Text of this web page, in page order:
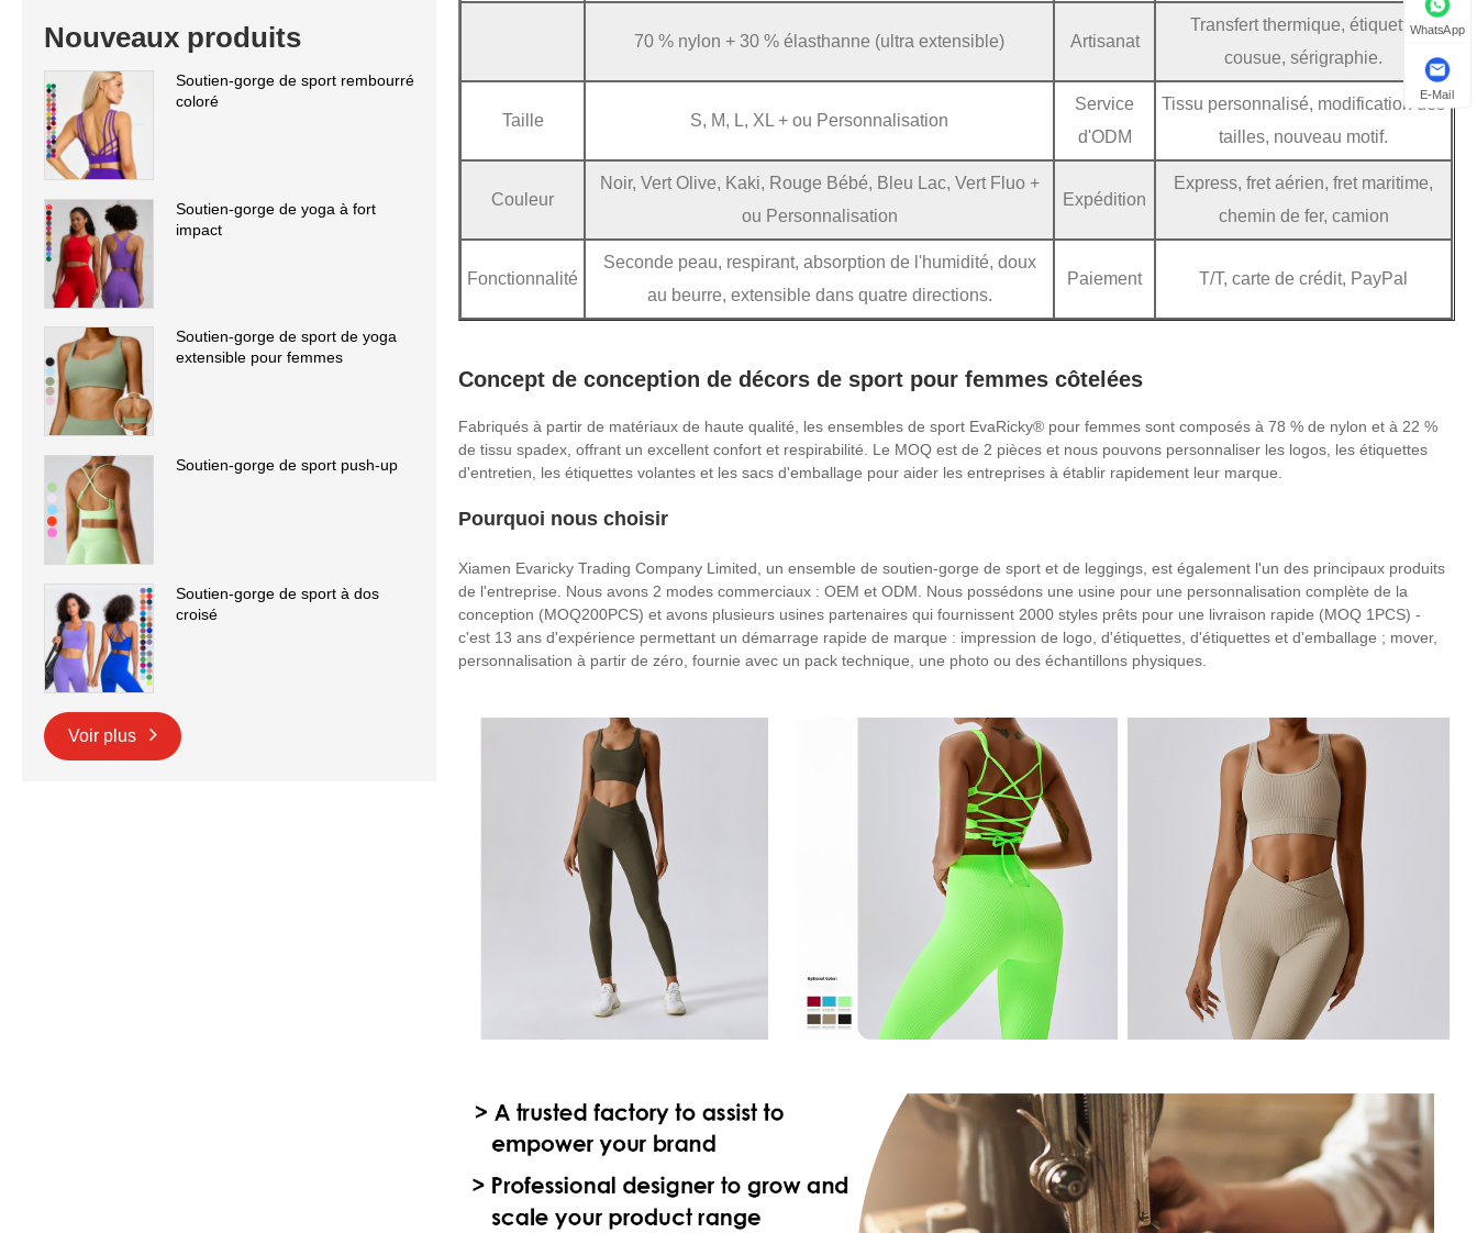
Nouveaux produits
Soutien-gorge de sport rembourré
coloré
Soutien-gorge de yoga à fort
impact
Soutien-gorge de sport de yoga
extensible pour femmes
Soutien-gorge de sport push-up
Soutien-gorge de sport à dos
croisé
Voir plus
70 % nylon + 30 % élasthanne (ultra extensible) Artisanat
Transfert thermique, étiquette
cousue, sérigraphie.
Taille S, M, L, XL + ou Personnalisation
Service
d'ODM
Tissu personnalisé, modification des
tailles, nouveau motif.
Couleur
Noir, Vert Olive, Kaki, Rouge Bébé, Bleu Lac, Vert Fluo +
ou Personnalisation
Expédition
Express, fret aérien, fret maritime,
chemin de fer, camion
Fonctionnalité
Seconde peau, respirant, absorption de l'humidité, doux
au beurre, extensible dans quatre directions.
Paiement T/T, carte de crédit, PayPal
Concept de conception de décors de sport pour femmes côtelées
Fabriqués à partir de matériaux de haute qualité, les ensembles de sport EvaRicky® pour femmes sont composés à 78 % de nylon et à 22 %
de tissu spadex, offrant un excellent confort et respirabilité. Le MOQ est de 2 pièces et nous pouvons personnaliser les logos, les étiquettes
d'entretien, les étiquettes volantes et les sacs d'emballage pour aider les entreprises à établir rapidement leur marque.
Pourquoi nous choisir
Xiamen Evaricky Trading Company Limited, un ensemble de soutien-gorge de sport et de leggings, est également l'un des principaux produits
de l'entreprise. Nous avons 2 modes commerciaux : OEM et ODM. Nous possédons une usine pour une personnalisation complète de la
conception (MOQ200PCS) et avons plusieurs usines partenaires qui fournissent 2000 styles prêts pour une livraison rapide (MOQ 1PCS) -
c'est 13 ans d'expérience permettant un démarrage rapide de marque : impression de logo, d'étiquettes, d'étiquettes et d'emballage ; mover,
personnalisation à partir de zéro, fournie avec un pack technique, une photo ou des échantillons physiques.
WhatsApp
E-Mail